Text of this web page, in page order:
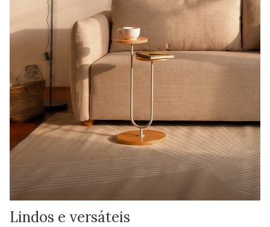
Lindos e versáteis